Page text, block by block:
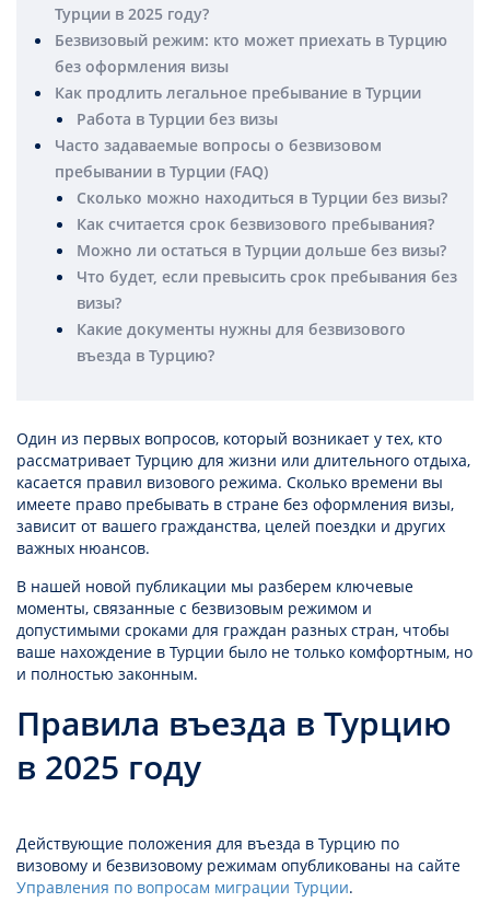
Турции в 2025 году?
Безвизовый режим: кто может приехать в Турцию
без оформления визы
Как продлить легальное пребывание в Турции
Работа в Турции без визы
Часто задаваемые вопросы о безвизовом
пребывании в Турции (FAQ)
Сколько можно находиться в Турции без визы?
Как считается срок безвизового пребывания?
Можно ли остаться в Турции дольше без визы?
Что будет, если превысить срок пребывания без
визы?
Какие документы нужны для безвизового
въезда в Турцию?
Один из первых вопросов, который возникает у тех, кто
рассматривает Турцию для жизни или длительного отдыха,
касается правил визового режима. Сколько времени вы
имеете право пребывать в стране без оформления визы,
зависит от вашего гражданства, целей поездки и других
важных нюансов.
В нашей новой публикации мы разберем ключевые
моменты, связанные с безвизовым режимом и
допустимыми сроками для граждан разных стран, чтобы
ваше нахождение в Турции было не только комфортным, но
и полностью законным.
Правила въезда в Турцию
в 2025 году
Действующие положения для въезда в Турцию по
визовому и безвизовому режимам опубликованы на сайте
Управления по вопросам миграции Турции.